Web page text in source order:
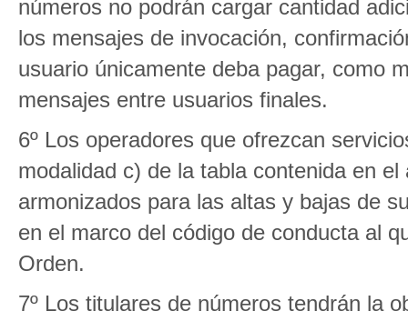
números no podrán cargar cantidad
los mensajes de invocación,
usuario únicamente deba pagar, como
mensajes entre usuarios finales.
6º Los operadores que ofrezcan
modalidad c) de la tabla contenida en
armonizados para las altas y bajas de
en el marco del código de conducta al
Orden.
7º Los titulares de números tendrán la